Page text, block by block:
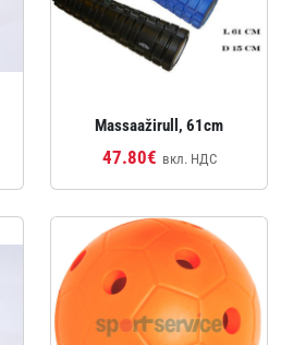
Massaažirull, 61cm
47.80€ вкл. НДС